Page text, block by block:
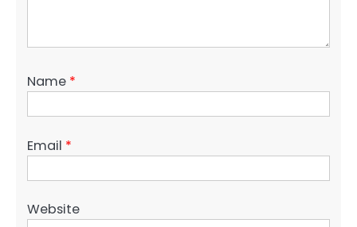
Name *
Email *
Website